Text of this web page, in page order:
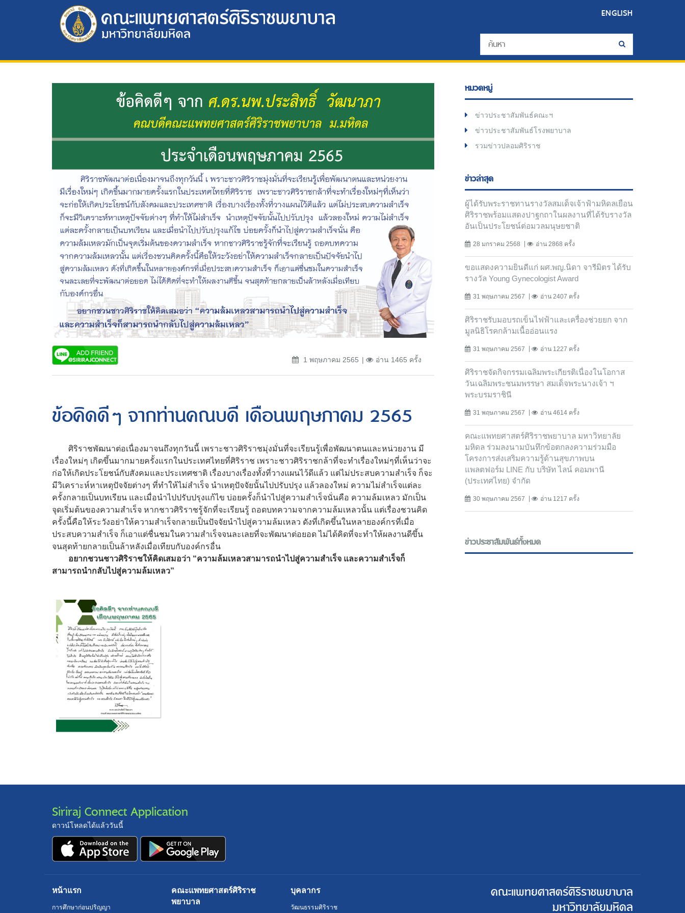
ENGLISH
1 พฤษภาคม 2565 อ่าน 1465 ครั้ง
ข้อคิดดีๆ จากท่านคณบดี เดือนพฤษภาคม 2565
ศิริราชพัฒนาต่อเนื่องมาจนถึงทุกวันนี้ เพราะชาวศิริราชมุ่งมั่นที่จะเรียนรู้เพื่อพัฒนาตนและหน่วยงาน มี
เรื่องใหม่ๆ เกิดขึ้นมากมายครั้งแรกในประเทศไทยที่ศิริราช เพราะชาวศิริราชกล้าที่จะทำเรื่องใหม่ๆที่เห็นว่าจะ
ก่อให้เกิดประโยชน์กับสังคมและประเทศชาติ เรื่องบางเรื่องทั้งที่วางแผนไว้ดีแล้ว แต่ไม่ประสบความสำเร็จ ก็จะ
มีวิเคราะห์หาเหตุปัจจัยต่างๆ ที่ทำให้ไม่สำเร็จ นำเหตุปัจจัยนั้นไปปรับปรุง แล้วลองใหม่ ความไม่สำเร็จแต่ละ
ครั้งกลายเป็นบทเรียน และเมื่อนำไปปรับปรุงแก้ไข บ่อยครั้งก็นำไปสู่ความสำเร็จนั่นคือ ความล้มเหลว มักเป็น
จุดเริ่มต้นของความสำเร็จ หากชาวศิริราชรู้จักที่จะเรียนรู้ ถอดบทความจากความล้มเหลวนั้น แต่เรื่องชวนคิด
ครั้งนี้คือให้ระวังอย่าให้ความสำเร็จกลายเป็นปัจจัยนำไปสู่ความล้มเหลว ดังที่เกิดขึ้นในหลายองค์กรที่เมื่อ
ประสบความสำเร็จ ก็เอาแต่ชื่นชมในความสำเร็จจนละเลยที่จะพัฒนาต่อยอด ไม่ได้คิดที่จะทำให้ผลงานดีขึ้น
จนสุดท้ายกลายเป็นล้าหลังเมื่อเทียบกับองค์กรอื่น
อยากชวนชาวศิริราชให้คิดเสมอว่า “ความล้มเหลวสามารถนำไปสู่ความสำเร็จ และความสำเร็จก็
สามารถนำกลับไปสู่ความล้มเหลว”
หมวดหมู่
ข่าวประชาสัมพันธ์คณะฯ
ข่าวประชาสัมพันธ์โรงพยาบาล
รวมข่าวปลอมศิริราช
ข่าวล่าสุด
ผู้ได้รับพระราชทานรางวัลสมเด็จเจ้าฟ้ามหิดลเยือน
ศิริราชพร้อมแสดงปาฐกถาในผลงานที่ได้รับรางวัล
อันเป็นประโยชน์ต่อมวลมนุษยชาติ
28 มกราคม 2568 อ่าน 2868 ครั้ง
ขอแสดงความยินดีแก่ ผศ.พญ.นิดา จารีมิตร ได้รับ
รางวัล Young Gynecologist Award
31 พฤษภาคม 2567 อ่าน 2407 ครั้ง
ศิริราชรับมอบรถเข็นไฟฟ้าและเครื่องช่วยยก จาก
มูลนิธิโรคกล้ามเนื้ออ่อนแรง
31 พฤษภาคม 2567 อ่าน 1227 ครั้ง
ศิริราชจัดกิจกรรมเฉลิมพระเกียรติเนื่องในโอกาส
วันเฉลิมพระชนมพรรษา สมเด็จพระนางเจ้า ฯ
พระบรมราชินี
31 พฤษภาคม 2567 อ่าน 4614 ครั้ง
คณะแพทยศาสตร์ศิริราชพยาบาล มหาวิทยาลัย
มหิดล ร่วมลงนามบันทึกข้อตกลงความร่วมมือ
โครงการส่งเสริมความรู้ด้านสุขภาพบน
แพลตฟอร์ม LINE กับ บริษัท ไลน์ คอมพานี
(ประเทศไทย) จํากัด
30 พฤษภาคม 2567 อ่าน 1217 ครั้ง
ข่าวประชาสัมพันธ์ทั้งหมด
Siriraj Connect Application
ดาวน์โหลดได้แล้ววันนี้
หน้าแรก
การศึกษาก่อนปริญญา
คณะแพทยศาสตร์ศิริราช
พยาบาล
บุคลากร
วัฒนธรรมศิริราช
คณะแพทยศาสตร์ศิริราชพยาบาล
มหาวิทยาลัยมหิดล